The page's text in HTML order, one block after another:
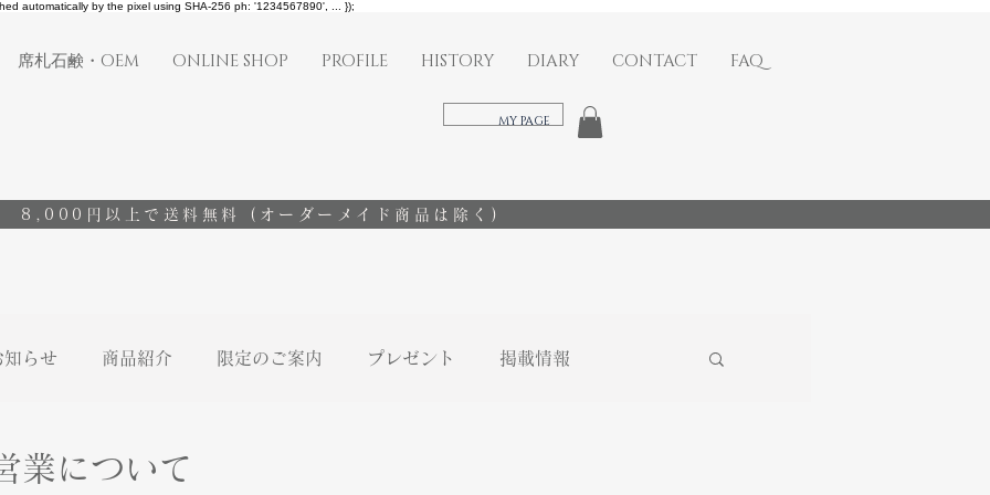
automatically by the pixel using SHA-256 ph: '1234567890', ... });
席札石鹸・OEM ONLINE SHOP PROFILE HISTORY DIARY CONTACT FAQ
​MY PAGE
8,000円以上で送料無料 (オーダーメイド商品は除く)
知らせ 商品紹介 限定のご案内 プレゼント 掲載情報
業について